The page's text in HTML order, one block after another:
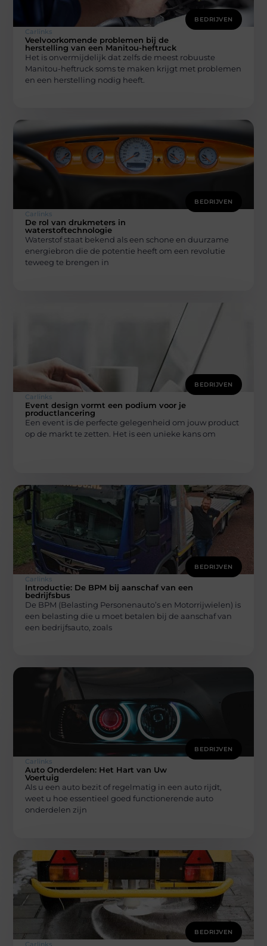
BEDRIJVEN
Carlinks
Veelvoorkomende problemen bij de
herstelling van een Manitou-heftruck
Het is onvermijdelijk dat zelfs de meest robuuste
Manitou-heftruck soms te maken krijgt met problemen
en een herstelling nodig heeft.
BEDRIJVEN
Carlinks
De rol van drukmeters in
waterstoftechnologie
Waterstof staat bekend als een schone en duurzame
energiebron die de potentie heeft om een revolutie
teweeg te brengen in
BEDRIJVEN
Carlinks
Event design vormt een podium voor je
productlancering
Een event is de perfecte gelegenheid om jouw product
op de markt te zetten. Het is een unieke kans om
BEDRIJVEN
Carlinks
Introductie: De BPM bij aanschaf van een
bedrijfsbus
De BPM (Belasting Personenauto’s en Motorrijwielen) is
een belasting die u moet betalen bij de aanschaf van
een bedrijfsauto, zoals
BEDRIJVEN
Carlinks
Auto Onderdelen: Het Hart van Uw
Voertuig
Als u een auto bezit of regelmatig in een auto rijdt,
weet u hoe essentieel goed functionerende auto
onderdelen zijn
BEDRIJVEN
Carlinks